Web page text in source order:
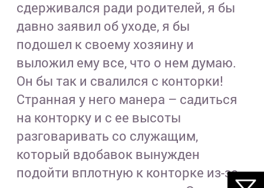
сдерживался ради родителей, я бы
давно заявил об уходе, я бы
подошел к своему хозяину и
выложил ему все, что о нем думаю.
Он бы так и свалился с конторки!
Странная у него манера – садиться
на конторку и с ее высоты
разговаривать со служащим,
который вдобавок вынужден
подойти вплотную к конторке из-за